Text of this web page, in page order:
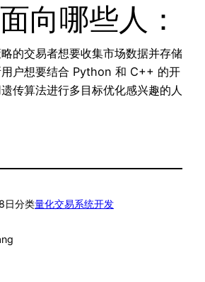
向哪些人：
的交易者想要收集市场数据并存储
用户想要结合 Python 和 C++ 的开
传算法进行多目标优化感兴趣的人
日分类量化交易系统开发